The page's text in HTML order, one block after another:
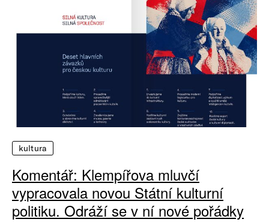
kultura
Komentář: Klempířova mluvčí
vypracovala novou Státní kulturní
politiku. Odráží se v ní nové pořádky